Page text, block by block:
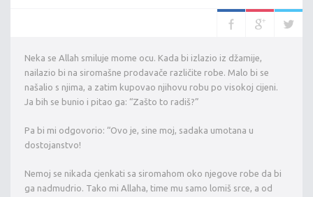
Neka se Allah smiluje mome ocu. Kada bi izlazio iz džamije,
nailazio bi na siromašne prodavače različite robe. Malo bi se
našalio s njima, a zatim kupovao njihovu robu po visokoj cijeni.
Ja bih se bunio i pitao ga: “Zašto to radiš?”
Pa bi mi odgovorio: “Ovo je, sine moj, sadaka umotana u
dostojanstvo!
Nemoj se nikada cjenkati sa siromahom oko njegove robe da bi
ga nadmudrio. Tako mi Allaha, time mu samo lomiš srce, a od